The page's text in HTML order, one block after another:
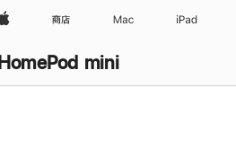
Apple 商店 Mac iPad
HomePod mini